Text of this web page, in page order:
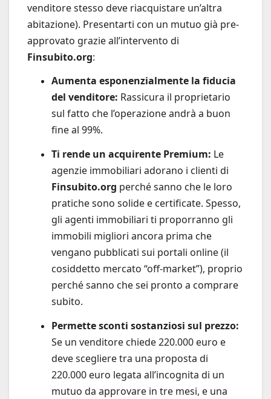
venditore stesso deve riacquistare un’altra
abitazione). Presentarti con un mutuo già pre-
approvato grazie all’intervento di
Finsubito.org:
Aumenta esponenzialmente la fiducia
del venditore: Rassicura il proprietario
sul fatto che l’operazione andrà a buon
fine al 99%.
Ti rende un acquirente Premium: Le
agenzie immobiliari adorano i clienti di
Finsubito.org perché sanno che le loro
pratiche sono solide e certificate. Spesso,
gli agenti immobiliari ti proporranno gli
immobili migliori ancora prima che
vengano pubblicati sui portali online (il
cosiddetto mercato “off-market”), proprio
perché sanno che sei pronto a comprare
subito.
Permette sconti sostanziosi sul prezzo:
Se un venditore chiede 220.000 euro e
deve scegliere tra una proposta di
220.000 euro legata all’incognita di un
mutuo da approvare in tre mesi, e una